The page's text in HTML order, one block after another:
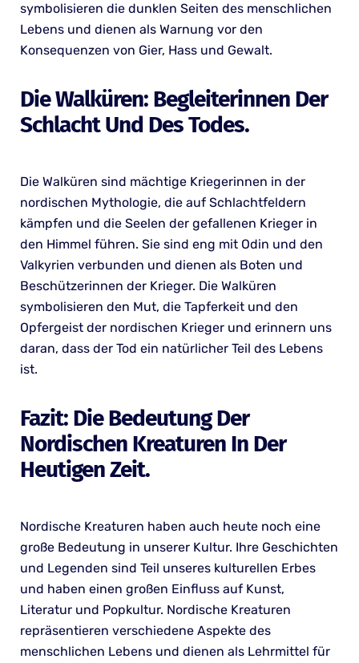
symbolisieren die dunklen Seiten des menschlichen
Lebens und dienen als Warnung vor den
Konsequenzen von Gier, Hass und Gewalt.
Die Walküren: Begleiterinnen Der
Schlacht Und Des Todes.
Die Walküren sind mächtige Kriegerinnen in der
nordischen Mythologie, die auf Schlachtfeldern
kämpfen und die Seelen der gefallenen Krieger in
den Himmel führen. Sie sind eng mit Odin und den
Valkyrien verbunden und dienen als Boten und
Beschützerinnen der Krieger. Die Walküren
symbolisieren den Mut, die Tapferkeit und den
Opfergeist der nordischen Krieger und erinnern uns
daran, dass der Tod ein natürlicher Teil des Lebens
ist.
Fazit: Die Bedeutung Der
Nordischen Kreaturen In Der
Heutigen Zeit.
Nordische Kreaturen haben auch heute noch eine
große Bedeutung in unserer Kultur. Ihre Geschichten
und Legenden sind Teil unseres kulturellen Erbes
und haben einen großen Einfluss auf Kunst,
Literatur und Popkultur. Nordische Kreaturen
repräsentieren verschiedene Aspekte des
menschlichen Lebens und dienen als Lehrmittel für